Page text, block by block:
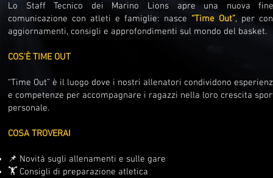
Lo Staff Tecnico dei Marino Lions apre una nuova
comunicazione con atleti e famiglie: nasce “Time Out”, per
aggiornamenti, consigli e approfondimenti sul mondo del basket.
COS'È TIME OUT
“Time Out” è il luogo dove i nostri allenatori condividono
e competenze per accompagnare i ragazzi nella loro crescita
personale.
COSA TROVERAI
📌 Novità sugli allenamenti e sulle gare
🏋️ Consigli di preparazione atletica